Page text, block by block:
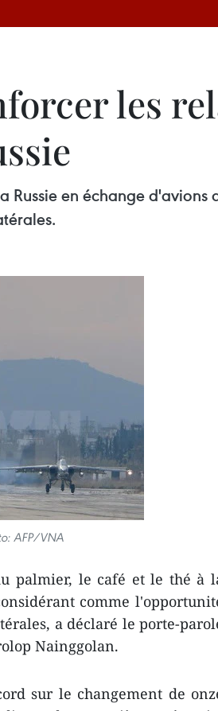
les
en échange
AFP/VNA
palmier, le café et le thé à
comme
a déclaré le porte-
Nainggolan.
sur le changement de